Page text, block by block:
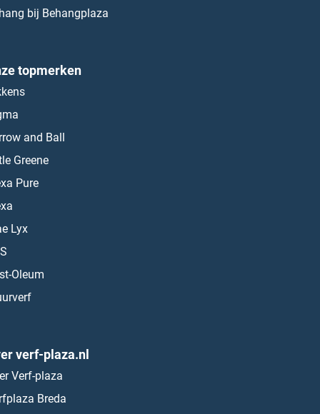
bij Behangplaza
topmerken
and Ball
Greene
Pure
Lyx
Oleum
verf-plaza.nl
Verf-plaza
Breda